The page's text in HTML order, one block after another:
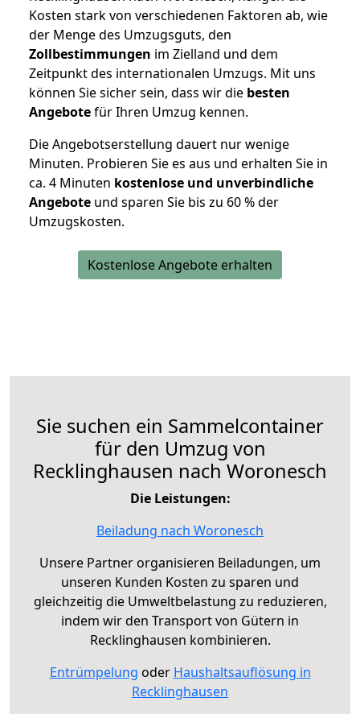
Kosten stark von verschiedenen Faktoren ab, wie
der Menge des Umzugsguts, den
Zollbestimmungen im Zielland und dem
Zeitpunkt des internationalen Umzugs. Mit uns
können Sie sicher sein, dass wir die besten
Angebotefür Ihren Umzug kennen.
Die Angebotserstellung dauert nur wenige
Minuten. Probieren Sie es aus und erhalten Sie in
ca. 4 Minuten kostenlose und unverbindliche
Angebote und sparen Sie bis zu 60 % der
Umzugskosten.
Kostenlose Angebote erhalten
Sie suchen ein Sammelcontainer
für den Umzug von
Recklinghausen nach Woronesch
Die Leistungen:
Beiladung nach Woronesch
Unsere Partner organisieren Beiladungen, um
unseren Kunden Kosten zu sparen und
gleichzeitig die Umweltbelastung zu reduzieren,
indem wir den Transport von Gütern in
Recklinghausen kombinieren.
Entrümpelung oder Haushaltsauflösung in
Recklinghausen